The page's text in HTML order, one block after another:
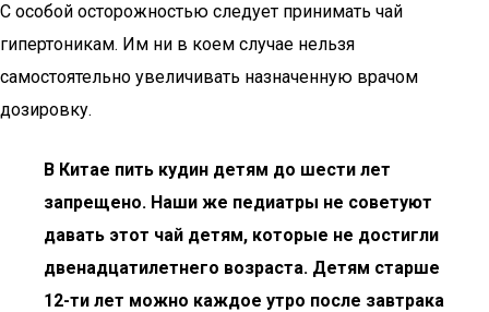
С особой осторожностью следует принимать чай
гипертоникам. Им ни в коем случае нельзя
самостоятельно увеличивать назначенную врачом
дозировку.
В Китае пить кудин детям до шести лет
запрещено. Наши же педиатры не советуют
давать этот чай детям, которые не достигли
двенадцатилетнего возраста. Детям старше
12-ти лет можно каждое утро после завтрака